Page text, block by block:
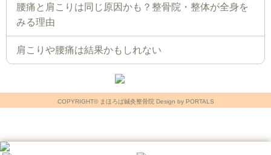
腰痛と肩こりは同じ原因かも？整骨院・整体が全身を
みる理由
肩こりや腰痛は結果かもしれない
COPYRIGHT© まほろば鍼灸整骨院 Design by PORTALS